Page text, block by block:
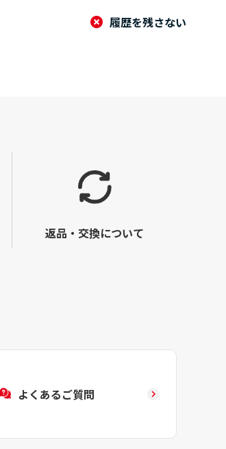
履歴を残さない
返品・交換について
よくあるご質問